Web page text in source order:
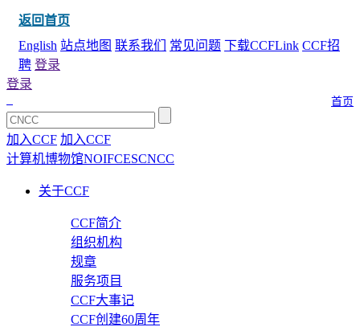
返回首页
English 站点地图 联系我们 常见问题 下载CCFLink CCF招
聘 登录
首页
登录
加入CCF 加入CCF
计算机博物馆NOIFCESCNCC
关于CCF
CCF简介
组织机构
规章
服务项目
CCF大事记
CCF创建60周年